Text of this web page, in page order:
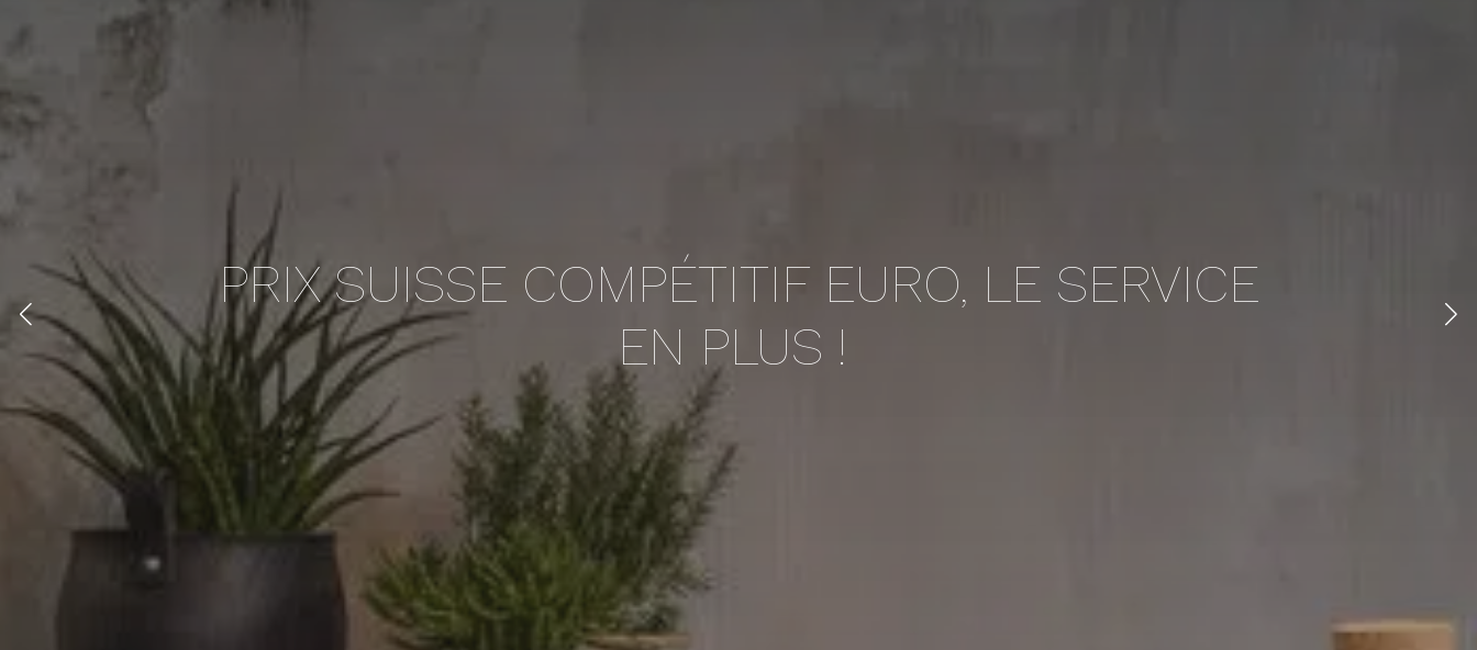
PRIX SUISSE COMPÉTITIF EURO, LE SERVICE
EN PLUS !